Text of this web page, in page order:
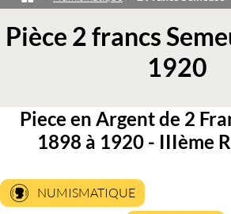
Pièce 2 francs
1920
Piece en Argent de 2
1898 à 1920 - IIIème
NUMISMATIQUE